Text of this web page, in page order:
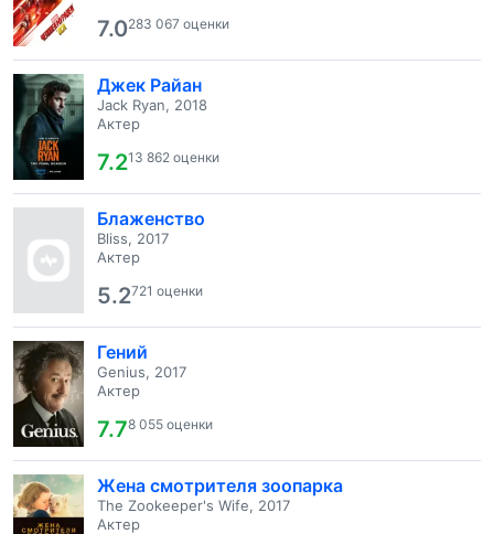
7.0283 067 оценки
Джек Райан
Jack Ryan, 2018
Актер
7.213 862 оценки
Блаженство
Bliss, 2017
Актер
5.2721 оценки
Гений
Genius, 2017
Актер
7.78 055 оценки
Жена смотрителя зоопарка
The Zookeeper's Wife, 2017
Актер